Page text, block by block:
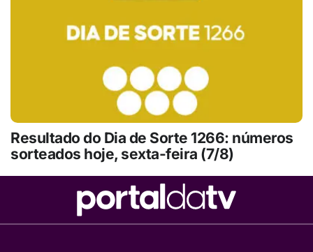
Resultado do Dia de Sorte 1266: números
sorteados hoje, sexta-feira (7/8)